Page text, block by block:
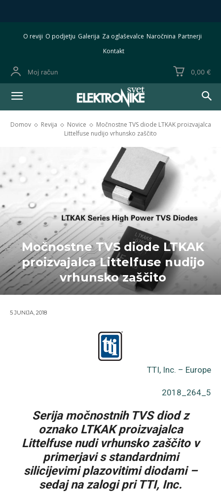
O reviji O podjetju Galerija Za oglaševalce Naročnina Partnerji
Kontakt
Moj račun 0,00 €
Domov Revija Novice
Močnostne TVS diode LTKAK proizvajalca
Littelfuse nudijo vrhunsko zaščito
Močnostne TVS diode LTKAK
proizvajalca Littelfuse nudijo
vrhunsko zaščito
5 JUNIJA, 2018
TTI, Inc. – Europe
2018_264_5
Serija močnostnih TVS diod z
oznako LTKAK proizvajalca
Littelfuse nudi vrhunsko zaščito v
primerjavi s standardnimi
silicijevimi plazovitimi diodami –
sedaj na zalogi pri TTI, Inc.